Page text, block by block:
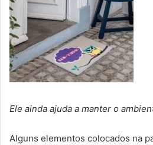
Ele ainda ajuda a manter o
Alguns elementos colocados na